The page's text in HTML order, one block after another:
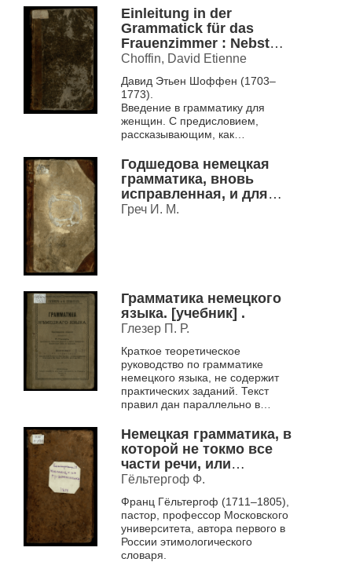
Einleitung in der
Grammatick für das
Frauenzimmer : Nebst
einem Vorbericht wie
dieses Buch recht zu
gebrauchensen. Zum
grossen Nutzen und
Gebrauch für allerlen
Anfänger = Introduction
Dames : Avec Un Avant-
Propos, Où L'On Indique
La Man
Choffin, David Etienne
Давид Этьен Шоффен (1703–
1773).
Введение в грамматику для
женщин. С предисловием,
рассказывающим, как
всех начинающих. – Берлин,
1775.
Годшедова немецкая
грамматика, вновь
исправленная, и для
ползы и употребления
Греч И. М.
Грамматика немецкого
языка. [учебник] .
Глезер П. Р.
Краткое теоретическое
руководство по грамматике
немецкого языка, не содержит
практических заданий. Текст
правил дан параллельно в
Немецкая грамматика, в
которой не токмо все
части речи, или
произведение слов, но
сочинение слов, оба
надлежащими
примерами объяснены.
В пользу российскаго
Гёльтергоф Ф.
Франц Гёльтергоф (1711–1805),
пастор, профессор Московского
университета, автора первого в
России этимологического
словаря.